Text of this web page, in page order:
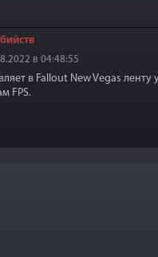
в 04:48:55
в Fallout New Vegas ленту
FPS.